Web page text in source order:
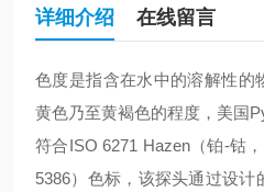
详细介绍 在线留言
色度是指含在水中的溶解性的
黄色乃至黄褐色的程度， 美国
符合ISO 6271 Hazen（铂-钴
5386）色标，该探头通过设计